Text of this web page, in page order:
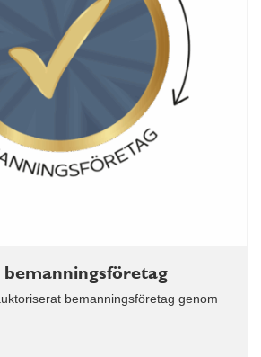
bemanningsföretag genom